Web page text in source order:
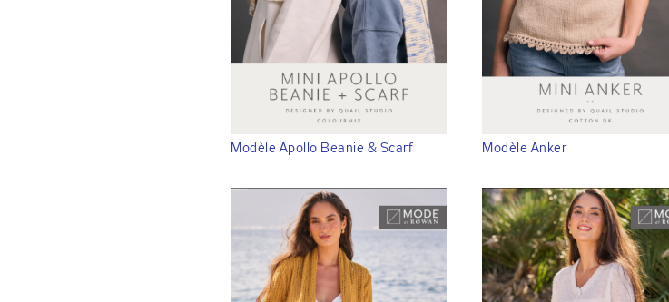
Modèle Apollo Beanie & Scarf Modèle Anker